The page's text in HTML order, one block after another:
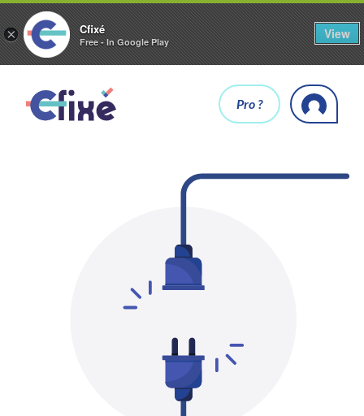
× Cfixé
Free - In Google Play
View
Pro ?